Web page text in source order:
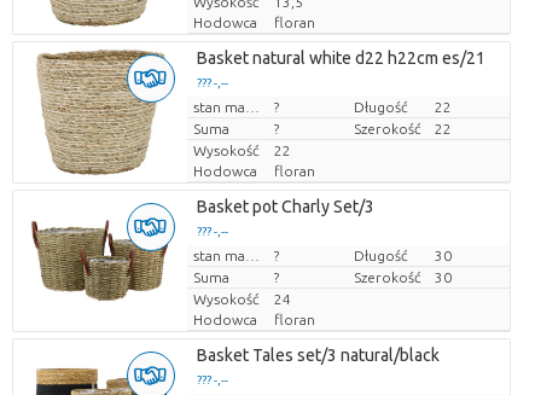
Hodowca
floran
Basket natural white d22 h22cm es/21
??? -,--
Cena za sztukę
? Długość
22
Suma
? Szerokość
22
Wysokość
22
Hodowca
floran
Basket pot Charly Set/3
??? -,--
Cena za sztukę
? Długość
30
Suma
? Szerokość
30
Wysokość
24
Hodowca
floran
Basket Tales set/3 natural/black
??? -,--